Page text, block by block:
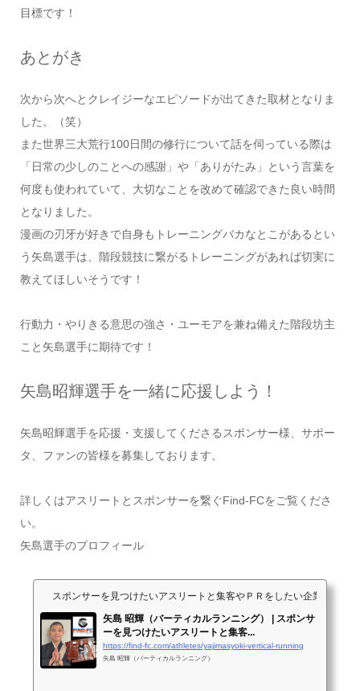
目標です！
あとがき
次から次へとクレイジーなエピソードが出てきた取材となりま
した。（笑）
また世界三大荒行100日間の修行について話を伺っている際は
「日常の少しのことへの感謝」や「ありがたみ」という言葉を
何度も使われていて、大切なことを改めて確認できた良い時間
となりました。
漫画の刃牙が好きで自身もトレーニングバカなとこがあるとい
う矢島選手は、階段競技に繋がるトレーニングがあれば切実に
教えてほしいそうです！
行動力・やりきる意思の強さ・ユーモアを兼ね備えた階段坊主
こと矢島選手に期待です！
矢島昭輝選手を一緒に応援しよう！
矢島昭輝選手を応援・支援してくださるスポンサー様、サポー
タ、ファンの皆様を募集しております。
詳しくはアスリートとスポンサーを繋ぐFind-FCをご覧くださ
い。
矢島選手のプロフィール
スポンサーを見つけたいアスリートと集客やＰＲをしたい企業が出会
矢島 昭輝（バーティカルランニング） | スポンサ
ーを見つけたいアスリートと集客...
https://find-fc.com/athletes/yajimasyoki-vertical-running
矢島 昭輝（バーティカルランニング）